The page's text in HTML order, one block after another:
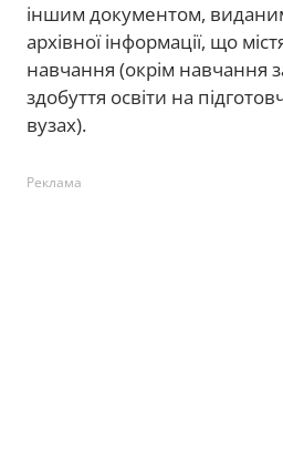
іншим документом,
архівної інформації, що
навчання (окрім
здобуття освіти на
вузах).
Реклама